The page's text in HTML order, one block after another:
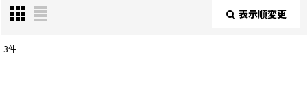
表示順変更
閉じる
3件